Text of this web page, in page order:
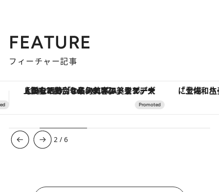
FEATURE
フィーチャー記事
「土佐和ハーブかき氷」がOMO7高知に登場！生姜、山椒、大葉など目にも舌にも涼を呼ぶ郷土の味
3 /6